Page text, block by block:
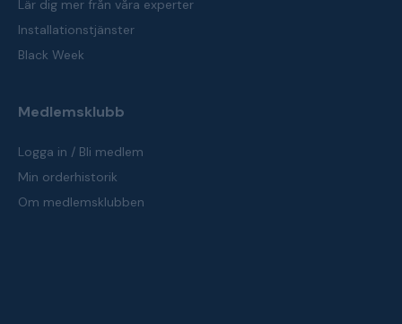
Lär dig mer från våra experter
Installationstjänster
Black Week
Medlemsklubb
Logga in / Bli medlem
Min orderhistorik
Om medlemsklubben